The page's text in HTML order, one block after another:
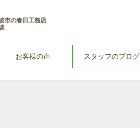
市の春日工務店
お客様の声 スタッフのブログ